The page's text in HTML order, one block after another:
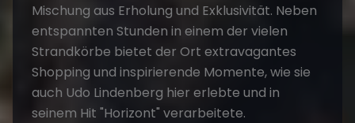
Mischung aus Erholung und Exklusivität. Neben
entspannten Stunden in einem der vielen
Strandkörbe bietet der Ort extravagantes
Shopping und inspirierende Momente, wie sie
auch Udo Lindenberg hier erlebte und in
seinem Hit "Horizont" verarbeitete.